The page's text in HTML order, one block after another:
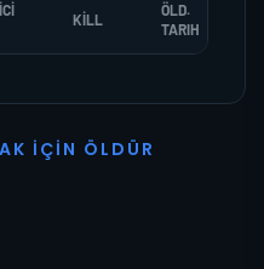
KILL
ÖLD.
TARIH
AK İ ÇI N Ö L D Ü R